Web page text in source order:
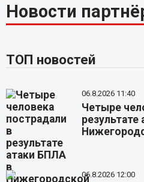
Новости
ТОП новостей
06.8.2026 11:40
Четыре
06.8.2026 12:00